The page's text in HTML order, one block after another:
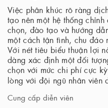
Việc phân khúc rõ ràng
tạo nên một hệ thống
chọn, đào tạo và hướng
một cách tận tình, chu đáo
Với nét tiêu biểu thuận lợi
dàng xác định một đối
chọn với mức chi phí cực
lòng với đội ngũ nhân viên
Cung cấp diễn viên